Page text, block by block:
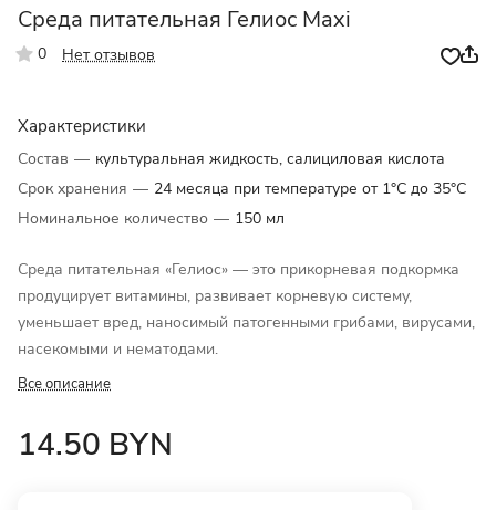
Среда питательная Гелиос Maxi
0 Нет отзывов
Характеристики
Состав — культуральная жидкость, салициловая кислота
Срок хранения — 24 месяца при температуре от 1°C до 35°C
Номинальное количество — 150 мл
Среда питательная «Гелиос» — это прикорневая подкормка
продуцирует витамины, развивает корневую систему,
уменьшает вред, наносимый патогенными грибами, вирусами,
насекомыми и нематодами.
Все описание
14.50 BYN